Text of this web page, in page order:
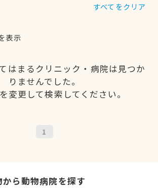
すべてをクリア
表示
はまるクリニック・病院は見つか
りませんでした。
変更して検索してください。
1
ら動物病院を探す